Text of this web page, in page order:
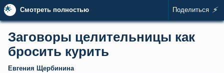
🌟 Смотреть полностью Поделиться ⚡
Заговоры целительницы как
бросить курить
Евгения Щербинина